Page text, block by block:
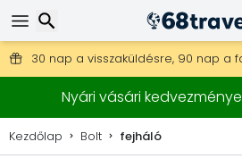
Ingyenes szállítás 25 000 Ft feletti
30 nap a visszaküldésre, 90 nap a
Nyári vásári
Kezdőlap Bolt fejháló
Keresés